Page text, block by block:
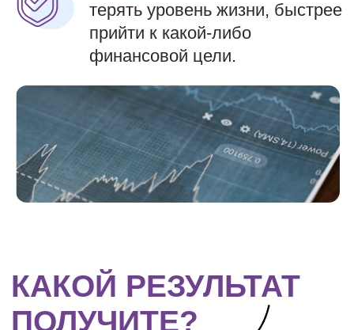
Разберём несколько
реальных ситуаций разного
уровня инвесторов и дадим
рекомендации
4.